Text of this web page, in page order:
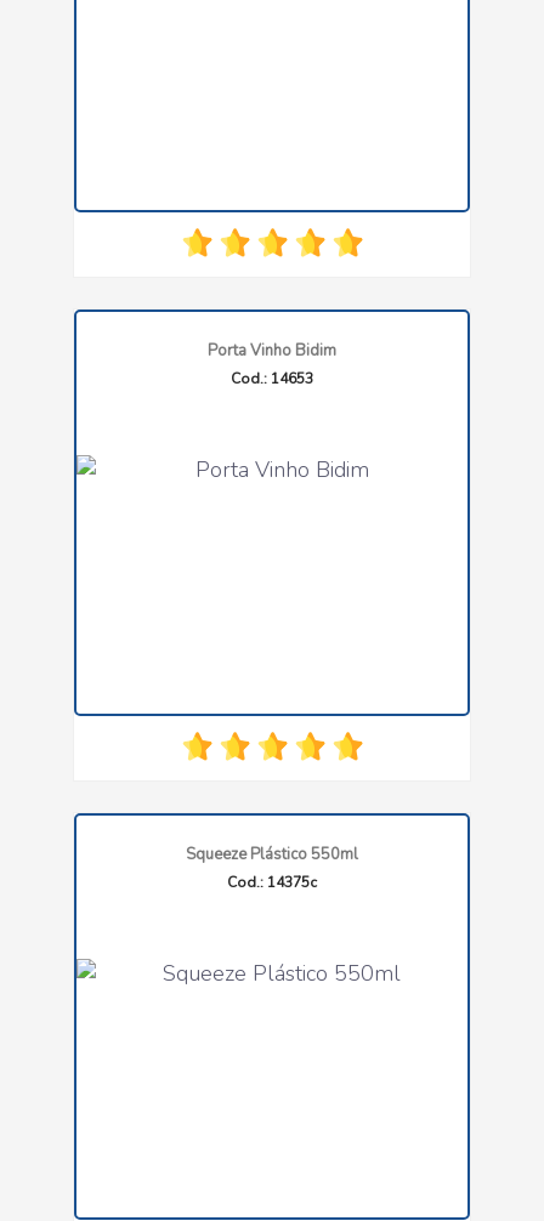
Porta Vinho Bidim
Cod.: 14653
Squeeze Plástico 550ml
Cod.: 14375c